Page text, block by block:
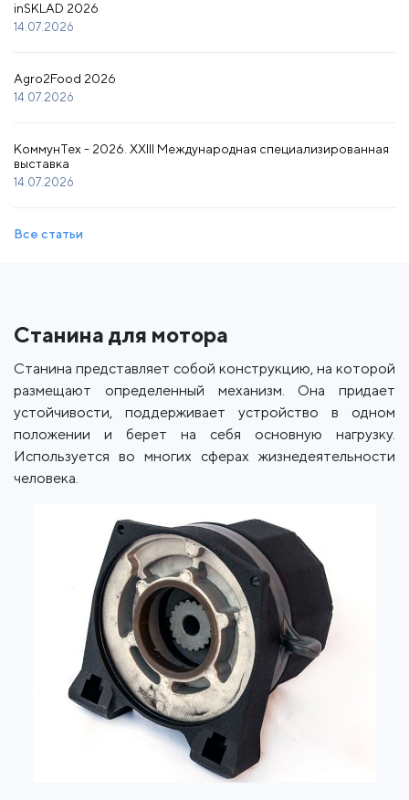
inSKLAD 2026
14.07.2026
Agro2Food 2026
14.07.2026
КоммунТех - 2026. XXIII Международная специализированная
выставка
14.07.2026
Все статьи
Станина для мотора
Станина представляет собой конструкцию, на которой
размещают определенный механизм. Она придает
устойчивости, поддерживает устройство в одном
положении и берет на себя основную нагрузку.
Используется во многих сферах жизнедеятельности
человека.